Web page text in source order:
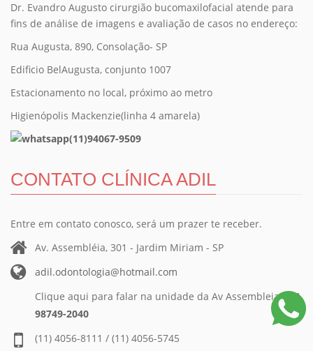
Dr. Evandro Augusto cirurgião bucomaxilofacial atende para
fins de análise de imagens e avaliação de casos no endereço:
Rua Augusta, 890, Consolação- SP
Edificio BelAugusta, conjunto 1007
Estacionamento no local, próximo ao metro
Higienópolis Mackenzie(linha 4 amarela)
(11)94067-9509
CONTATO CLÍNICA ADIL
Entre em contato conosco, será um prazer te receber.
Av. Assembléia, 301 - Jardim Miriam - SP
adil.odontologia@hotmail.com
Clique aqui para falar na unidade da Av Assembleia:(11)
98749-2040
(11) 4056-8111 / (11) 4056-5745